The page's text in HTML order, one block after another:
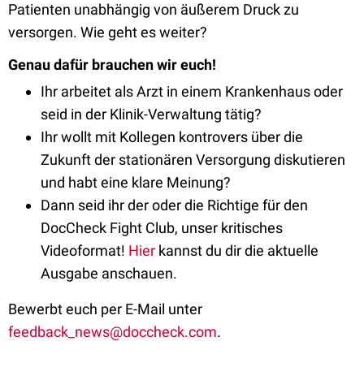
Patienten unabhängig von äußerem Druck zu
versorgen. Wie geht es weiter?
Genau dafür brauchen wir euch!
Ihr arbeitet als Arzt in einem Krankenhaus oder
seid in der Klinik-Verwaltung tätig?
Ihr wollt mit Kollegen kontrovers über die
Zukunft der stationären Versorgung diskutieren
und habt eine klare Meinung?
Dann seid ihr der oder die Richtige für den
DocCheck Fight Club, unser kritisches
Videoformat! Hier kannst du dir die aktuelle
Ausgabe anschauen.
Bewerbt euch per E-Mail unter
feedback_news@doccheck.com.